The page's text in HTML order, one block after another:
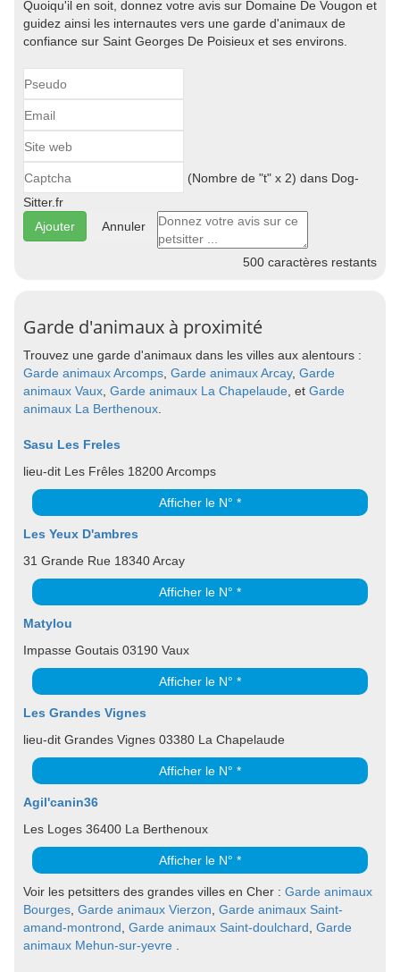
Quoiqu'il en soit, donnez votre avis sur Domaine De Vougon et
guidez ainsi les internautes vers une garde d'animaux de
confiance sur Saint Georges De Poisieux et ses environs.
(Nombre de "t" x 2) dans Dog-
Sitter.fr
Annuler
500 caractères restants
Garde d'animaux à proximité
Trouvez une garde d'animaux dans les villes aux alentours :
Garde animaux Arcomps Garde animaux Arcay, Garde
animaux Vaux Garde animaux La Chapelaude , et Garde
animaux La Berthenoux
Sasu Les Freles
lieu-dit Les Frêles 18200 Arcomps
Afficher le N° *
Les Yeux D'ambres
31 Grande Rue 18340 Arcay
Afficher le N° *
Matylou
Impasse Goutais 03190 Vaux
Afficher le N° *
Les Grandes Vignes
lieu-dit Grandes Vignes 03380 La Chapelaude
Afficher le N° *
Agil'canin36
Les Loges 36400 La Berthenoux
Afficher le N° *
Voir les petsitters des grandes villes en Cher : Garde animaux
Bourges Garde animaux Vierzon Garde animaux Saint-
amand-montrond Garde animaux Saint-doulchard Garde
animaux Mehun-sur-yevre